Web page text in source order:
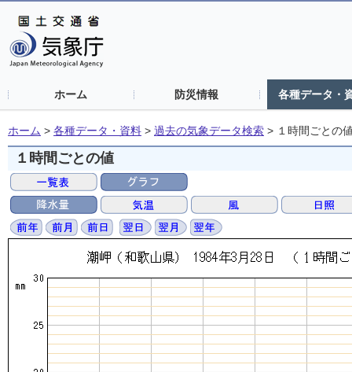
ホーム 防災情報 各種データ・
ホーム > 各種データ・資料 > 過去の気象データ検索 > １時間ごとの
１時間ごとの値